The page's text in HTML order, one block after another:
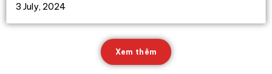
3 July, 2024
Xem thêm